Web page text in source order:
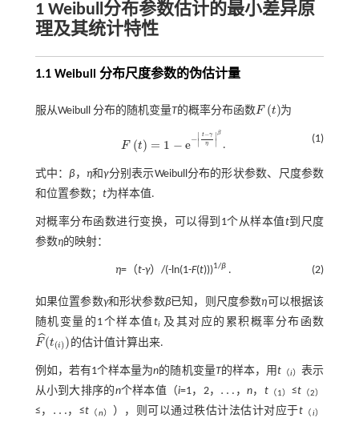
1 Weibull分布参数估计的最小差异原
理及其统计特性
1.1 Weibull 分布尺度参数的伪估计量
服从Weibull 分布的随机变量T的概率分布函数F (t)
Ft 为
F (t) = 1 − e−∣
∣
t−γ
η
∣
∣
β
Ft=1-e -t- γη β .
(1)
式中：β ， η和γ分别表示Weibull分布的形状参数、尺度参数
和位置参数； t为样本值.
对概率分布函数进行变换，可以得到1个从样本值t到尺度
参数η的映射：
η=（t-γ）/(-ln(1-F(t)))1/β. (2)
如果位置参数γ和形状参数β已知，则尺度参数η 可以根据该
随机变量的1个样本值 ti及其对应的累积概率分布函数
Fˆ(t(i))
F^(t(i)) 的估计值计算出来.
例如，若有1个样本量为n的随机变量T的样本，用t （i）表示
从小到大排序的n个样本值（i=1，2， …
… ， n， t （1） ≤t （2）
≤， …
… ，≤t （n） ），则可以通过秩估计法估计对应于t （i）